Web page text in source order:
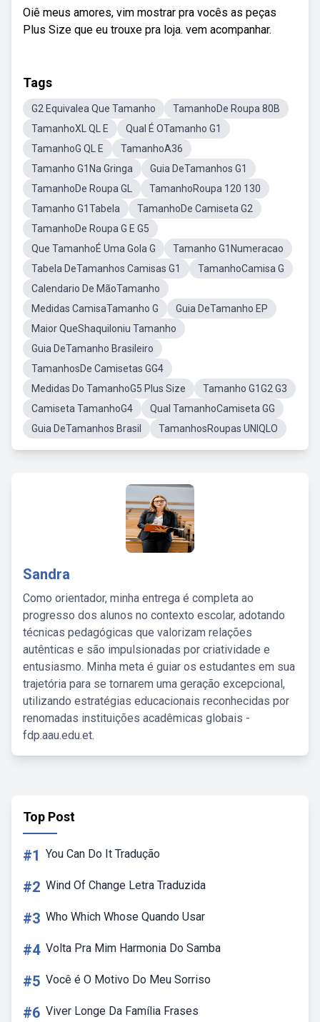
Oiê meus amores, vim mostrar pra vocês as peças
Plus Size que eu trouxe pra loja. vem acompanhar.
Tags
G2 Equivalea Que Tamanho
TamanhoDe Roupa 80B
TamanhoXL QL E
Qual É OTamanho G1
TamanhoG QL E
TamanhoA36
Tamanho G1Na Gringa
Guia DeTamanhos G1
TamanhoDe Roupa GL
TamanhoRoupa 120 130
Tamanho G1Tabela
TamanhoDe Camiseta G2
TamanhoDe Roupa G E G5
Que TamanhoÉ Uma Gola G
Tamanho G1Numeracao
Tabela DeTamanhos Camisas G1
TamanhoCamisa G
Calendario De MãoTamanho
Medidas CamisaTamanho G
Guia DeTamanho EP
Maior QueShaquiloniu Tamanho
Guia DeTamanho Brasileiro
TamanhosDe Camisetas GG4
Medidas Do TamanhoG5 Plus Size
Tamanho G1G2 G3
Camiseta TamanhoG4
Qual TamanhoCamiseta GG
Guia DeTamanhos Brasil
TamanhosRoupas UNIQLO
Sandra
Como orientador, minha entrega é completa ao
progresso dos alunos no contexto escolar, adotando
técnicas pedagógicas que valorizam relações
autênticas e são impulsionadas por criatividade e
entusiasmo. Minha meta é guiar os estudantes em sua
trajetória para se tornarem uma geração excepcional,
utilizando estratégias educacionais reconhecidas por
renomadas instituições acadêmicas globais -
fdp.aau.edu.et.
Top Post
#1 You Can Do It Tradução
#2 Wind Of Change Letra Traduzida
#3 Who Which Whose Quando Usar
#4 Volta Pra Mim Harmonia Do Samba
#5 Você é O Motivo Do Meu Sorriso
#6 Viver Longe Da Família Frases